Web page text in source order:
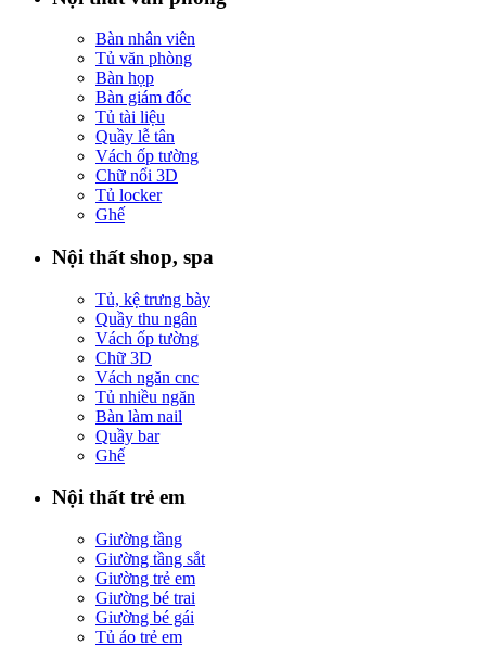
Bàn nhân viên
Tủ văn phòng
Bàn họp
Bàn giám đốc
Tủ tài liệu
Quầy lễ tân
Vách ốp tường
Chữ nổi 3D
Tủ locker
Ghế
Nội thất shop, spa
Tủ, kệ trưng bày
Quầy thu ngân
Vách ốp tường
Chữ 3D
Vách ngăn cnc
Tủ nhiều ngăn
Bàn làm nail
Quầy bar
Ghế
Nội thất trẻ em
Giường tầng
Giường tầng sắt
Giường trẻ em
Giường bé trai
Giường bé gái
Tủ áo trẻ em